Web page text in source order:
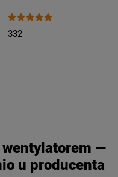
332
wentylatorem —
u producenta